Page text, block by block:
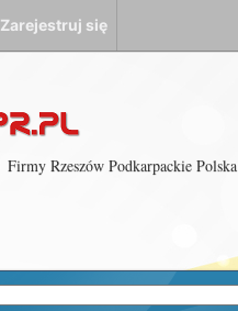
Firmy Rzeszów Podkarpackie Polska
Zarejestruj się